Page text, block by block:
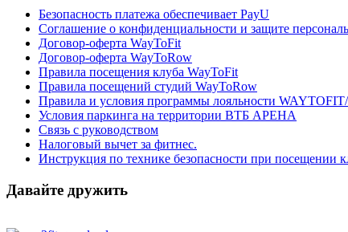
Безопасность платежа обеспечивает PayU
Соглашение о конфиденциальности и защите
Договор-оферта WayToFit
Договор-оферта WayToRow
Правила посещения клуба WayToFit
Правила посещений студий WayToRow
Правила и условия программы лояльности
Условия паркинга на территории ВТБ АРЕНА
Связь с руководством
Налоговый вычет за фитнес.
Инструкция по технике безопасности при посещении
Давайте дружить